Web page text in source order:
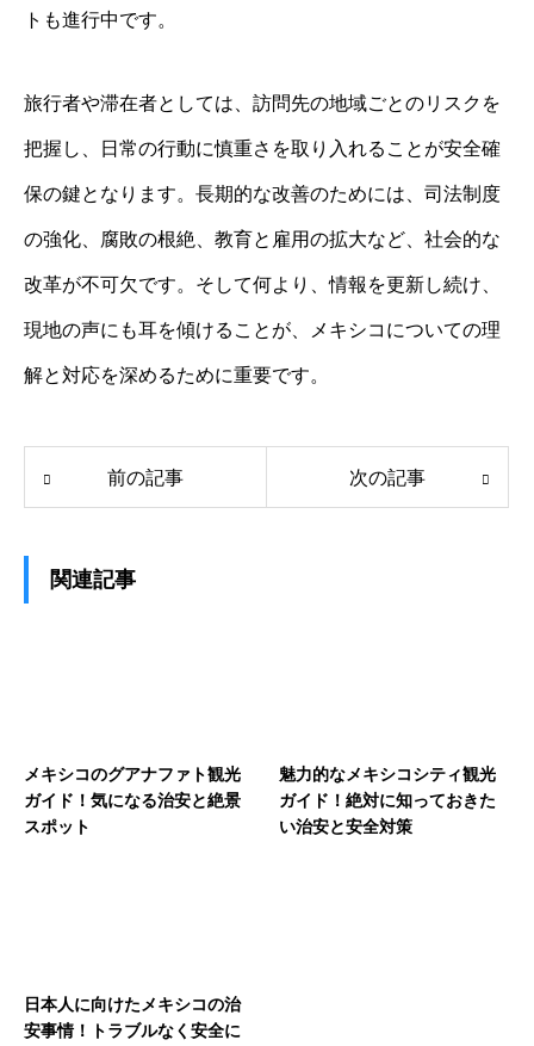
トも進行中です。
旅行者や滞在者としては、訪問先の地域ごとのリスクを
把握し、日常の行動に慎重さを取り入れることが安全確
保の鍵となります。長期的な改善のためには、司法制度
の強化、腐敗の根絶、教育と雇用の拡大など、社会的な
改革が不可欠です。そして何より、情報を更新し続け、
現地の声にも耳を傾けることが、メキシコについての理
解と対応を深めるために重要です。
前の記事 次の記事
関連記事
メキシコのグアナファト観光
ガイド！気になる治安と絶景
スポット
魅力的なメキシコシティ観光
ガイド！絶対に知っておきた
い治安と安全対策
日本人に向けたメキシコの治
安事情！トラブルなく安全に